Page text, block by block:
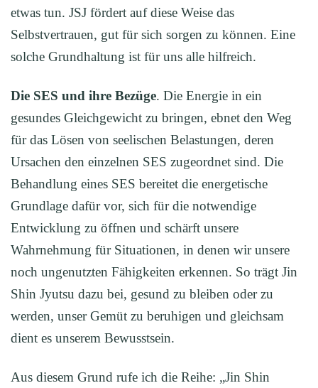
etwas tun. JSJ fördert auf diese Weise das
Selbstvertrauen, gut für sich sorgen zu können. Eine
solche Grundhaltung ist für uns alle hilfreich.
Die SES und ihre Bezüge. Die Energie in ein
gesundes Gleichgewicht zu bringen, ebnet den Weg
für das Lösen von seelischen Belastungen, deren
Ursachen den einzelnen SES zugeordnet sind. Die
Behandlung eines SES bereitet die energetische
Grundlage dafür vor, sich für die notwendige
Entwicklung zu öffnen und schärft unsere
Wahrnehmung für Situationen, in denen wir unsere
noch ungenutzten Fähigkeiten erkennen. So trägt Jin
Shin Jyutsu dazu bei, gesund zu bleiben oder zu
werden, unser Gemüt zu beruhigen und gleichsam
dient es unserem Bewusstsein.
Aus diesem Grund rufe ich die Reihe: „Jin Shin